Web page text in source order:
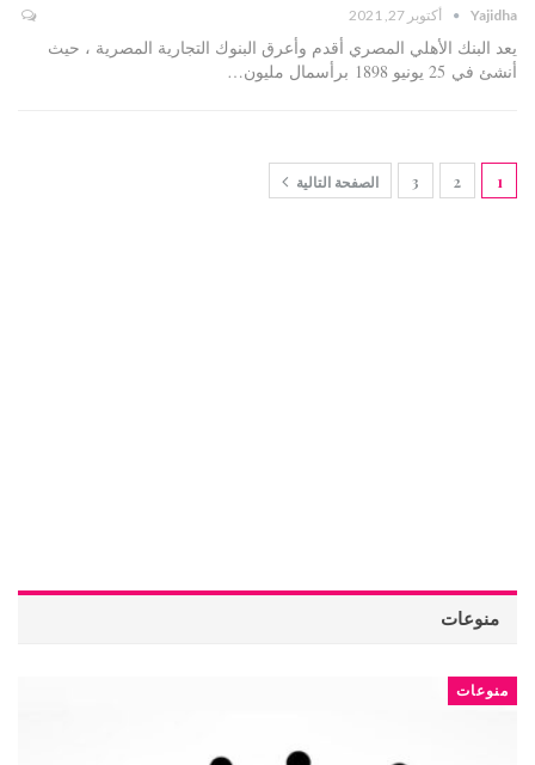
Yajidha أكتوبر 27, 2021
يعد البنك الأهلي المصري أقدم وأعرق البنوك التجارية المصرية ، حيث
أنشئ في 25 يونيو 1898 برأسمال مليون…
1
2
3 الصفحة التالية
منوعات
منوعات